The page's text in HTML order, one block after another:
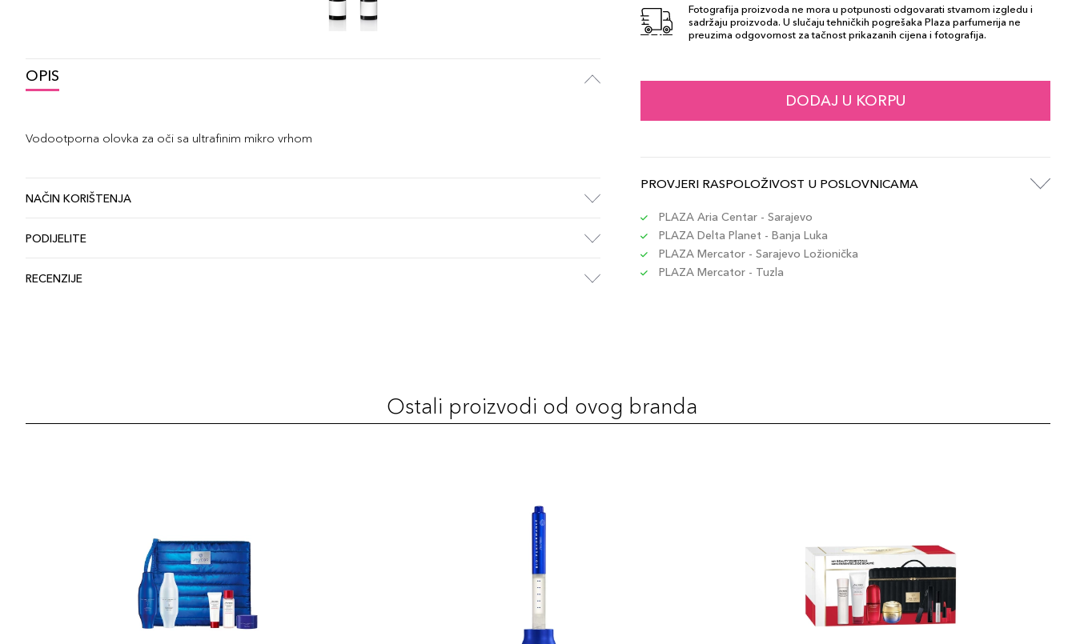
OPIS
Vodootporna olovka za oči sa ultrafinim mikro vrhom
NAČIN KORIŠTENJA
PODIJELITE
RECENZIJE
Fotografija proizvoda ne mora u potpunosti odgovarati stvarnom izgledu i
sadržaju proizvoda. U slučaju tehničkih pogrešaka Plaza parfumerija ne
preuzima odgovornost za tačnost prikazanih cijena i fotografija.
DODAJ U KORPU
PROVJERI RASPOLOŽIVOST U POSLOVNICAMA
PLAZA Aria Centar - Sarajevo
PLAZA Delta Planet - Banja Luka
PLAZA Mercator - Sarajevo Ložionička
PLAZA Mercator - Tuzla
Ostali proizvodi od ovog branda